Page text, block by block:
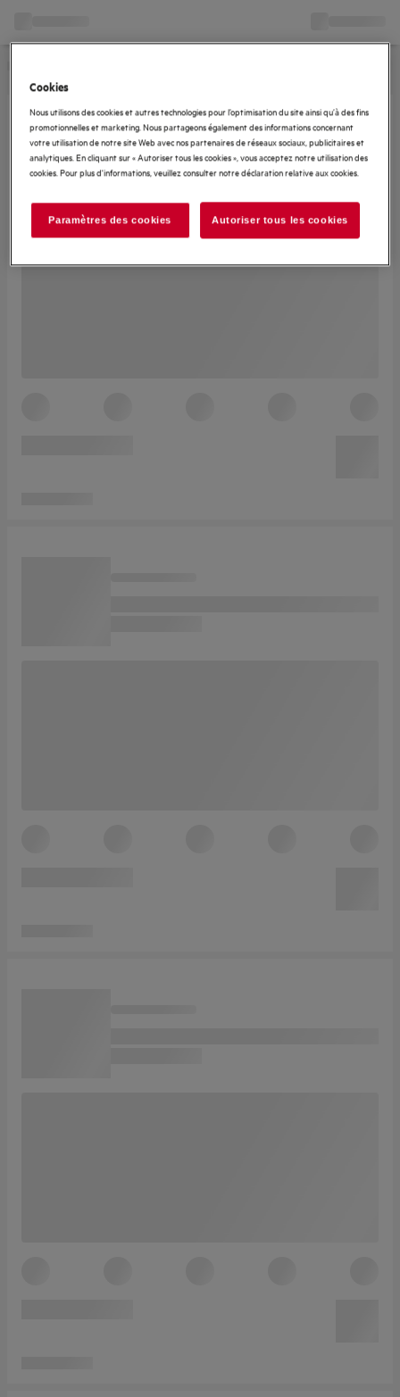
Cookies
Nous utilisons des cookies et autres technologies pour l’optimisation du site ainsi qu’à des fins
promotionnelles et marketing. Nous partageons également des informations concernant
votre utilisation de notre site Web avec nos partenaires de réseaux sociaux, publicitaires et
analytiques. En cliquant sur « Autoriser tous les cookies », vous acceptez notre utilisation des
cookies. Pour plus d'informations, veuillez consulter notre déclaration relative aux cookies.
Paramètres des cookies Autoriser tous les cookies